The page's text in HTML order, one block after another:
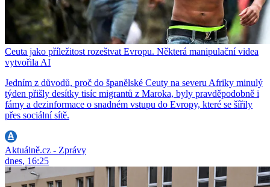
Ceuta jako příležitost rozeštvat Evropu. Některá manipulační videa
vytvořila AI
Jedním z důvodů, proč do španělské Ceuty na severu Afriky minulý
týden přišly desítky tisíc migrantů z Maroka, byly pravděpodobně i
fámy a dezinformace o snadném vstupu do Evropy, které se šířily
přes sociální sítě.
Aktuálně.cz - Zprávy
dnes, 16:25